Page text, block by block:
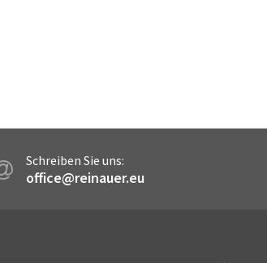
Schreiben Sie uns:
office@reinauer.eu